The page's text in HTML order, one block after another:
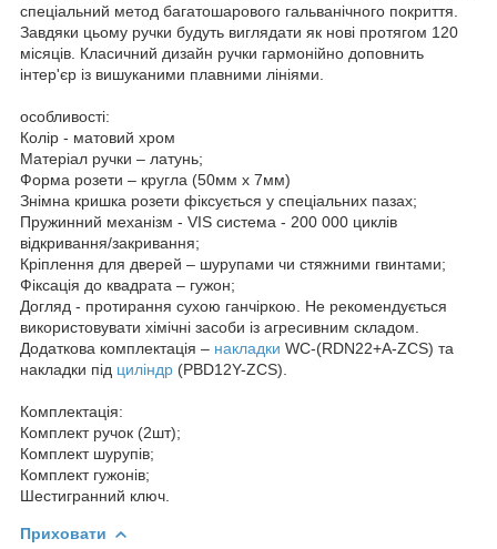
спеціальний метод багатошарового гальванічного покриття.
Завдяки цьому ручки будуть виглядати як нові протягом 120
місяців. Класичний дизайн ручки гармонійно доповнить
інтер'єр із вишуканими плавними лініями.
особливості:
Колір - матовий хром
Матеріал ручки – латунь;
Форма розети – кругла (50мм х 7мм)
Знімна кришка розети фіксується у спеціальних пазах;
Пружинний механізм - VIS система - 200 000 циклів
відкривання/закривання;
Кріплення для дверей – шурупами чи стяжними гвинтами;
Фіксація до квадрата – гужон;
Догляд - протирання сухою ганчіркою. Не рекомендується
використовувати хімічні засоби із агресивним складом.
Додаткова комплектація – накладки WC-(RDN22+A-ZCS) та
накладки під циліндр (PBD12Y-ZCS).
Комплектація:
Комплект ручок (2шт);
Комплект шурупів;
Комплект гужонів;
Шестигранний ключ.
Приховати